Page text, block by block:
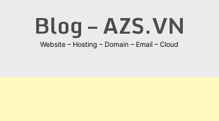
Blog – AZS.VN
Website – Hosting – Domain – Email – Cloud